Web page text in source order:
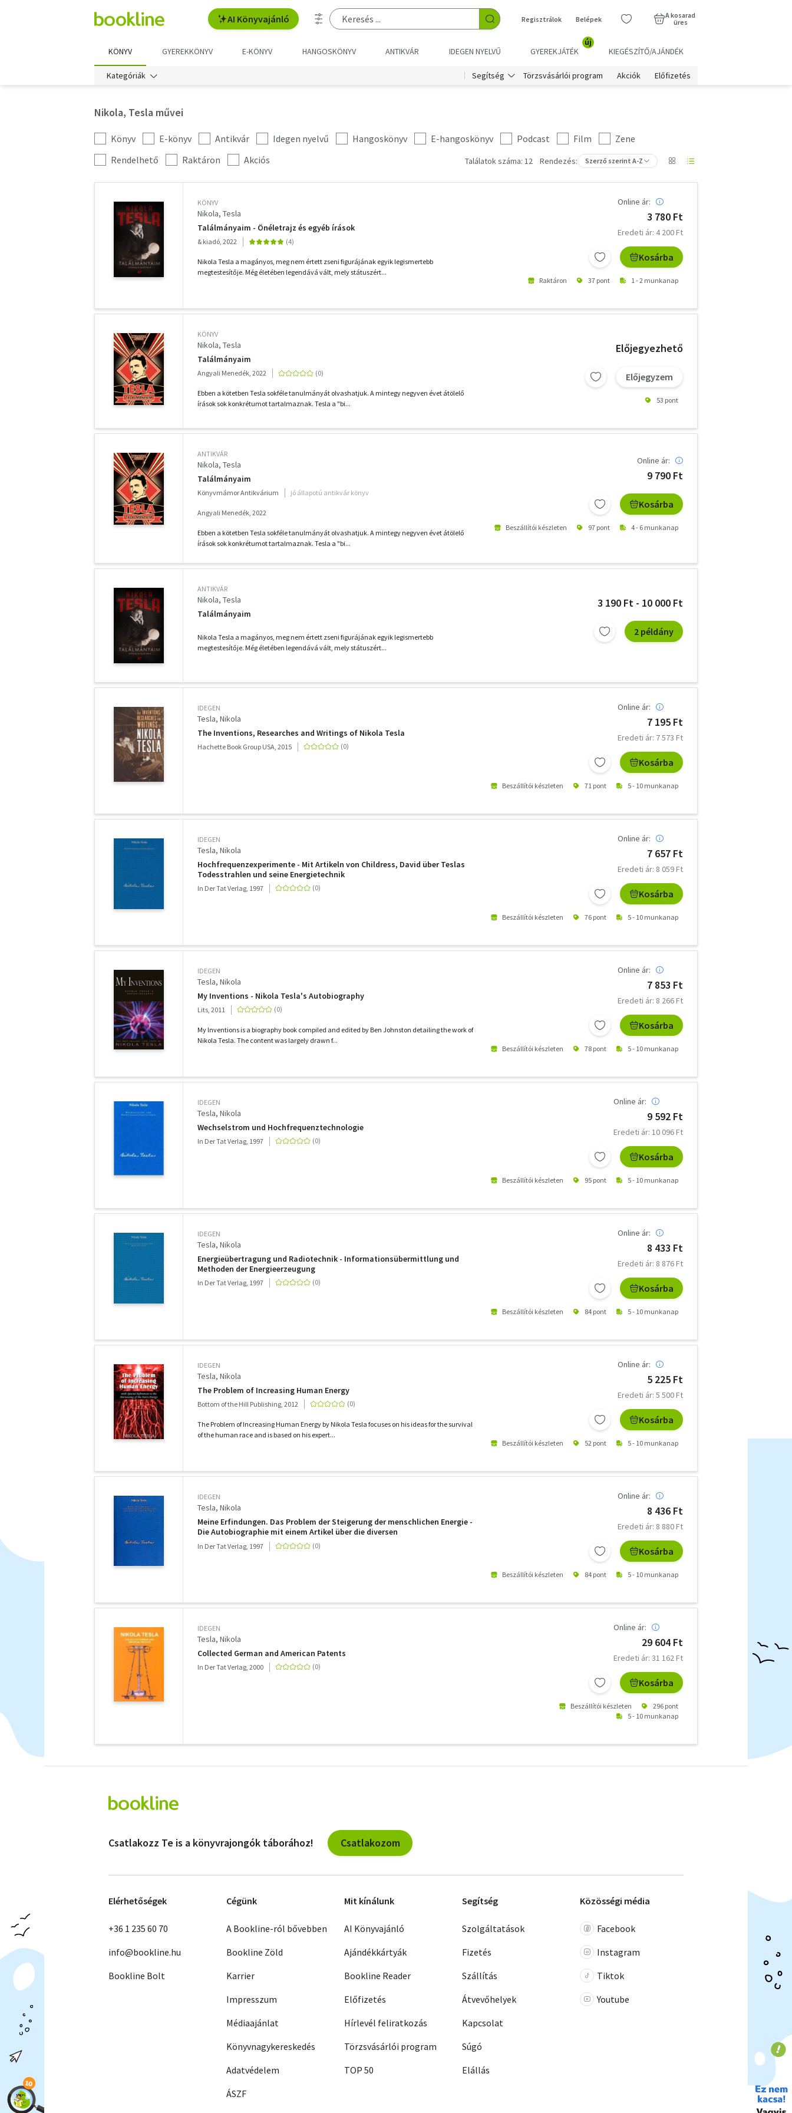
AI Könyvajánló Regisztrálok Belépek
A kosarad
üres
KÖNYV GYEREKKÖNYV E-KÖNYV HANGOSKÖNYV ANTIKVÁR IDEGEN NYELVŰ GYEREKJÁTÉK
új
KIEGÉSZÍTŐ/AJÁNDÉK
Kategóriák Segítség Törzsvásárlói program Akciók Előfizetés
Nikola, Tesla művei
Kategória
szűrés
Könyv E-könyv Antikvár Idegen nyelvű Hangoskönyv E-hangoskönyv Podcast Film
Zene
További
szűrők
Rendelhető Raktáron Akciós Találatok száma: 12 Rendezés: Szerző szerint A-Z
KÖNYV
Nikola, Tesla
Találmányaim - Önéletrajz és egyéb írások
& kiadó, 2022
Nikola Tesla a magányos, meg nem értett zseni figurájának egyik legismertebb
megtestesítője. Még életében legendává vált, mely státuszért...
Online ár:
3 780 Ft
Eredeti ár: 4 200 Ft
Kosárba
Raktáron 37 pont 1 - 2 munkanap
KÖNYV
Nikola, Tesla
Találmányaim
Angyali Menedék, 2022
Ebben a kötetben Tesla sokféle tanulmányát olvashatjuk. A mintegy negyven évet átölelő
írások sok konkrétumot tartalmaznak. Tesla a "bi...
Előjegyezhető
Előjegyzem
53 pont
ANTIKVÁR
Nikola, Tesla
Találmányaim
Könyvmámor Antikvárium jó állapotú antikvár könyv
Angyali Menedék, 2022
Ebben a kötetben Tesla sokféle tanulmányát olvashatjuk. A mintegy negyven évet átölelő
írások sok konkrétumot tartalmaznak. Tesla a "bi...
Online ár:
9 790 Ft
Kosárba
Beszállítói készleten 97 pont 4 - 6 munkanap
ANTIKVÁR
Nikola, Tesla
Találmányaim
Nikola Tesla a magányos, meg nem értett zseni figurájának egyik legismertebb
megtestesítője. Még életében legendává vált, mely státuszért...
3 190 Ft - 10 000 Ft
2 példány
IDEGEN
Tesla, Nikola
The Inventions, Researches and Writings of Nikola Tesla
Hachette Book Group USA, 2015
Online ár:
7 195 Ft
Eredeti ár: 7 573 Ft
Kosárba
Beszállítói készleten 71 pont 5 - 10 munkanap
IDEGEN
Tesla, Nikola
Hochfrequenzexperimente - Mit Artikeln von Childress, David über Teslas
Todesstrahlen und seine Energietechnik
In Der Tat Verlag, 1997
Online ár:
7 657 Ft
Eredeti ár: 8 059 Ft
Kosárba
Beszállítói készleten 76 pont 5 - 10 munkanap
IDEGEN
Tesla, Nikola
My Inventions - Nikola Tesla's Autobiography
Lits, 2011
My Inventions is a biography book compiled and edited by Ben Johnston detailing the work of
Nikola Tesla. The content was largely drawn f...
Online ár:
7 853 Ft
Eredeti ár: 8 266 Ft
Kosárba
Beszállítói készleten 78 pont 5 - 10 munkanap
IDEGEN
Tesla, Nikola
Wechselstrom und Hochfrequenztechnologie
In Der Tat Verlag, 1997
Online ár:
9 592 Ft
Eredeti ár: 10 096 Ft
Kosárba
Beszállítói készleten 95 pont 5 - 10 munkanap
IDEGEN
Tesla, Nikola
Energieübertragung und Radiotechnik - Informationsübermittlung und
Methoden der Energieerzeugung
In Der Tat Verlag, 1997
Online ár:
8 433 Ft
Eredeti ár: 8 876 Ft
Kosárba
Beszállítói készleten 84 pont 5 - 10 munkanap
IDEGEN
Tesla, Nikola
The Problem of Increasing Human Energy
Bottom of the Hill Publishing, 2012
The Problem of Increasing Human Energy by Nikola Tesla focuses on his ideas for the survival
of the human race and is based on his expert...
Online ár:
5 225 Ft
Eredeti ár: 5 500 Ft
Kosárba
Beszállítói készleten 52 pont 5 - 10 munkanap
IDEGEN
Tesla, Nikola
Meine Erfindungen. Das Problem der Steigerung der menschlichen Energie -
Die Autobiographie mit einem Artikel über die diversen
Energieerzeugungsmethoden
In Der Tat Verlag, 1997
Online ár:
8 436 Ft
Eredeti ár: 8 880 Ft
Kosárba
Beszállítói készleten 84 pont 5 - 10 munkanap
IDEGEN
Tesla, Nikola
Collected German and American Patents
In Der Tat Verlag, 2000
Online ár:
29 604 Ft
Eredeti ár: 31 162 Ft
Kosárba
Beszállítói készleten
296 pont
5 - 10 munkanap
szűrők
Csatlakozz Te is a könyvrajongók táborához! Csatlakozom
Elérhetőségek
+36 1 235 60 70
info@bookline.hu
Bookline Bolt
Cégünk
A Bookline-ról bővebben
Bookline Zöld
Karrier
Impresszum
Médiaajánlat
Könyvnagykereskedés
Adatvédelem
ÁSZF
Mit kínálunk
AI Könyvajánló
Ajándékkártyák
Bookline Reader
Előfizetés
Hírlevél feliratkozás
Törzsvásárlói program
TOP 50
Segítség
Szolgáltatások
Fizetés
Szállítás
Átvevőhelyek
Kapcsolat
Súgó
Elállás
Közösségi média
Facebook
Instagram
Tiktok
Youtube